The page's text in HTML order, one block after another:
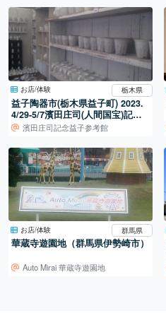
お店/体験 栃木県
益子陶器市(栃木県益子町) 2023.
4/29-5/7濱田庄司(人間国宝)記念
参考館がお勧めです！
濱田庄司記念益子参考館
お店/体験 群馬県
華蔵寺遊園地（群馬県伊勢崎市）
Auto Mirai 華蔵寺遊園地